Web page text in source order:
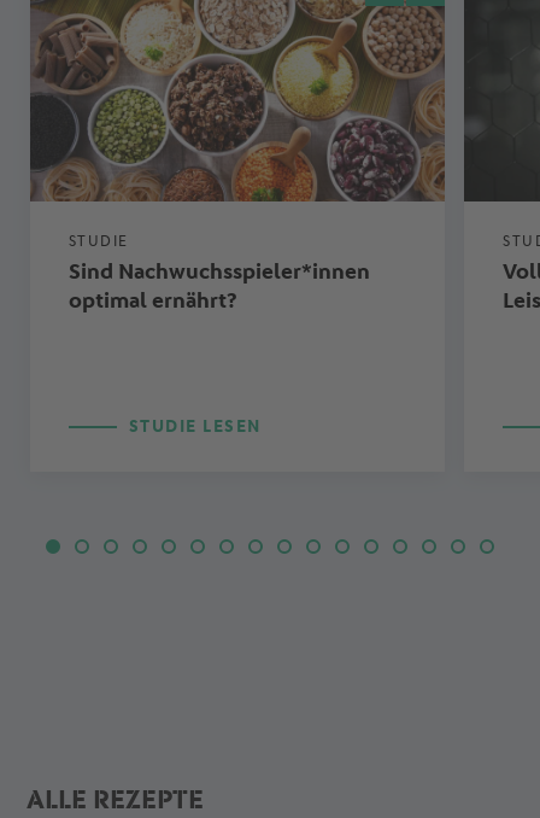
STUDIE
Sind Nachwuchsspieler*innen
optimal ernährt?
STUDIE LESEN
ALLE REZEPTE